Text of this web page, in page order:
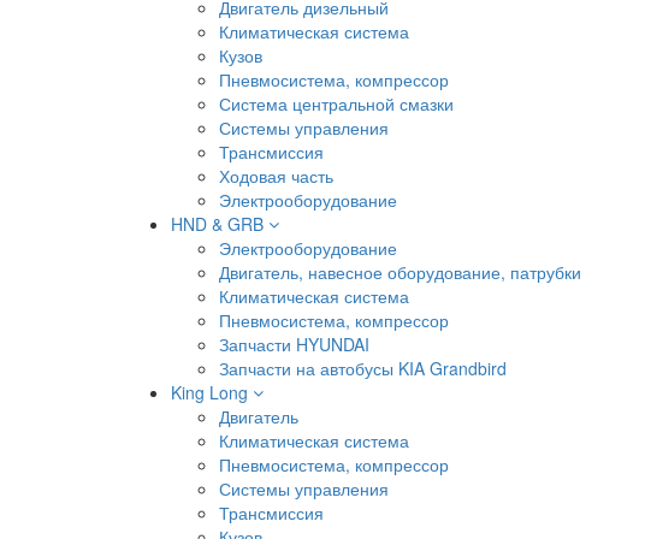
Двигатель дизельный
Климатическая система
Кузов
Пневмосистема, компрессор
Система центральной смазки
Системы управления
Трансмиссия
Ходовая часть
Электрооборудование
HND & GRB
Электрооборудование
Двигатель, навесное оборудование, патрубки
Климатическая система
Пневмосистема, компрессор
Запчасти HYUNDAI
Запчасти на автобусы KIA Grandbird
King Long
Двигатель
Климатическая система
Пневмосистема, компрессор
Системы управления
Трансмиссия